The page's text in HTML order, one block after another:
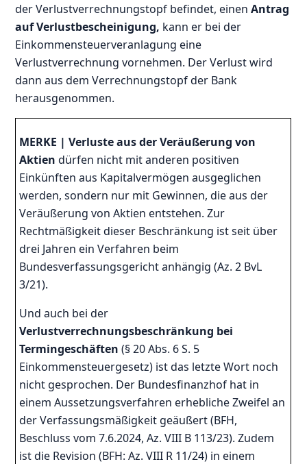
der Verlustverrechnungstopf befindet, einenAntrag
auf Verlustbescheinigung, kann er bei der
Einkommensteuerveranlagung eine
Verlustverrechnung vornehmen. Der Verlust wird
dann aus dem Verrechnungstopf der Bank
herausgenommen.
MERKE |Verluste aus der Veräußerung von
Aktien dürfen nicht mit anderen positiven
Einkünften aus Kapitalvermögen ausgeglichen
werden, sondern nur mit Gewinnen, die aus der
Veräußerung von Aktien entstehen. Zur
Rechtmäßigkeit dieser Beschränkung ist seit über
drei Jahren ein Verfahren beim
Bundesverfassungsgericht anhängig (Az. 2 BvL
3/21).
Und auch bei der
Verlustverrechnungsbeschränkung bei
Termingeschäften (§ 20 Abs. 6 S. 5
Einkommensteuergesetz) ist das letzte Wort noch
nicht gesprochen. Der Bundesfinanzhof hat in
einem Aussetzungsverfahren erhebliche Zweifel an
der Verfassungsmäßigkeit geäußert (BFH,
Beschluss vom 7.6.2024, Az. VIII B 113/23). Zudem
ist die Revision (BFH: Az. VIII R 11/24) in einem